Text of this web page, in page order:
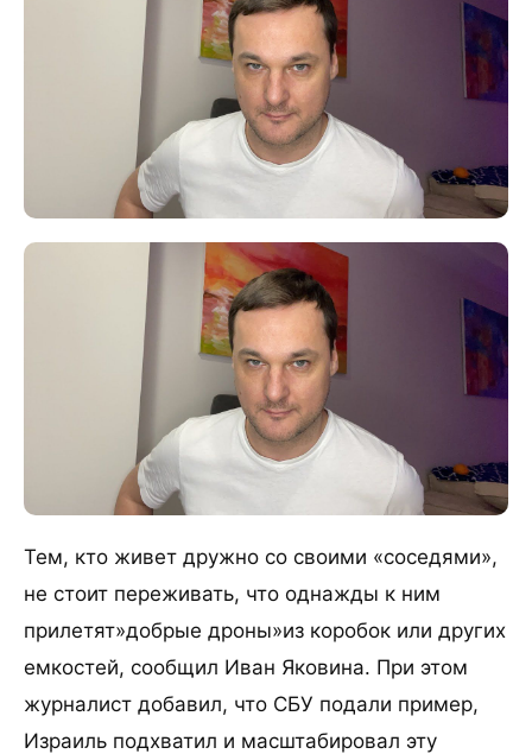
Тем, кто живет дружно со своими «соседями»,
не стоит переживать, что однажды к ним
прилетят»добрые дроны»из коробок или других
емкостей, сообщил Иван Яковина. При этом
журналист добавил, что СБУ подали пример,
Израиль подхватил и масштабировал эту